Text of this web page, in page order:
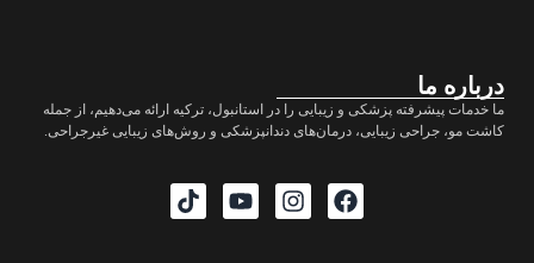
درباره ما
ما خدمات پیشرفته پزشکی و زیبایی را در استانبول، ترکیه ارائه می‌دهیم، از جمله
کاشت مو، جراحی زیبایی، درمان‌های دندانپزشکی و روش‌های زیبایی غیرجراحی.